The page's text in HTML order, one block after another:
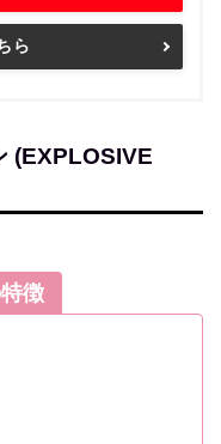
ら
(EXPLOSIVE
徴